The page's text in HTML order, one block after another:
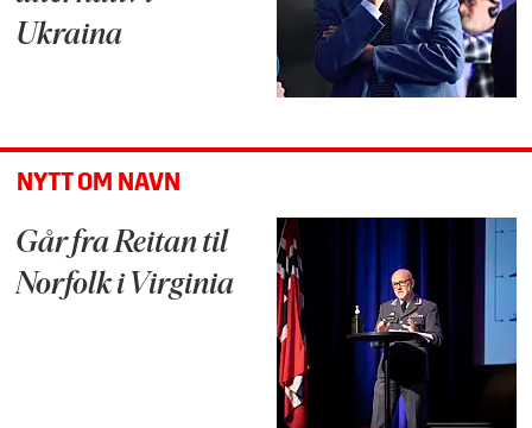
Ukraina
NYTT OM NAVN
Går fra Reitan til
Norfolk i Virginia